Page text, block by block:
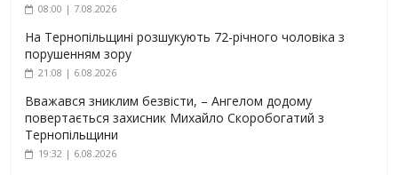
08:00 | 7.08.2026
На Тернопільщині розшукують 72-річного чоловіка з
порушенням зору
21:08 | 6.08.2026
Вважався зниклим безвісти, – Ангелом додому
повертається захисник Михайло Скоробогатий з
Тернопільщини
19:32 | 6.08.2026